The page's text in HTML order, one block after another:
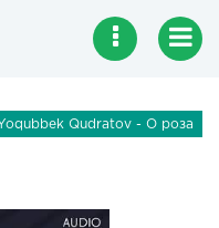
Qudratov - О роза